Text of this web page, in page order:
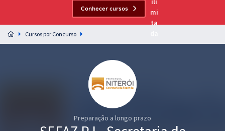
Preparação completa e intensiva para as principais
residências em saúde do Brasil
Conhecer cursos
Cursos por Concurso
Preparação a longo prazo